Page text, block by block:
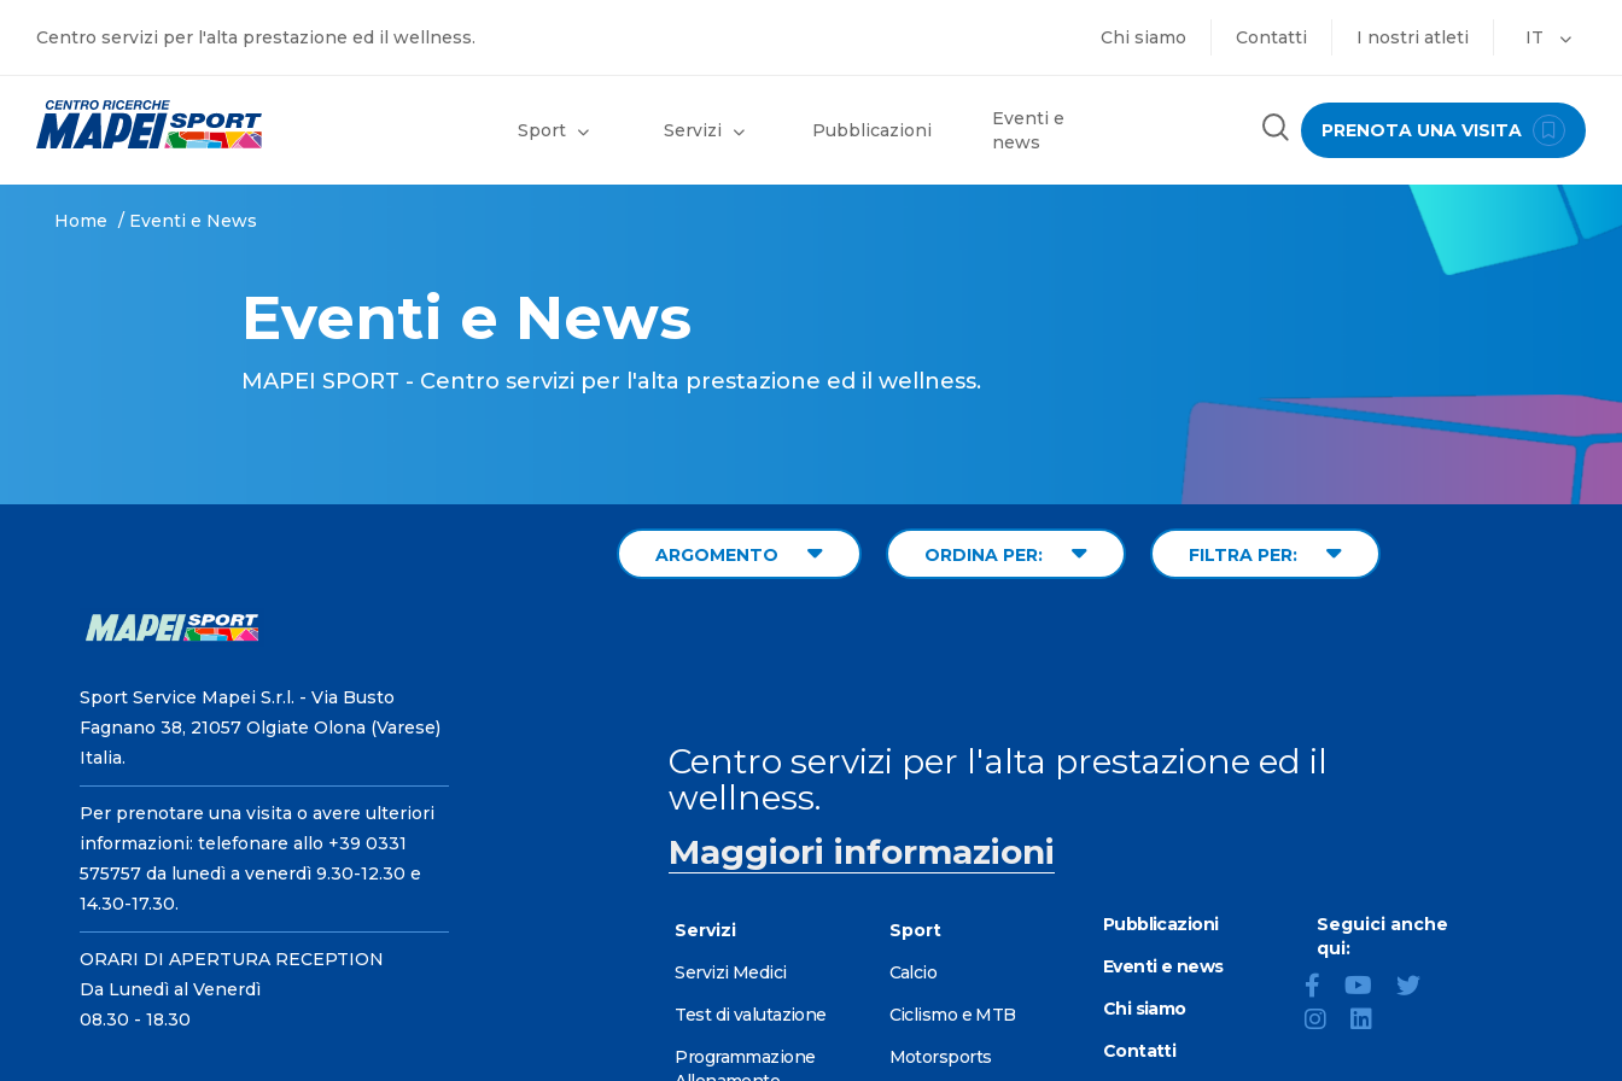
Centro servizi per l'alta prestazione ed il wellness. Chi siamo Contatti I nostri atleti IT
Sport Servizi Pubblicazioni
Eventi e
news
PRENOTA UNA VISITA
Home / Eventi e News
Eventi e News
MAPEI SPORT - Centro servizi per l'alta prestazione ed il wellness.
ARGOMENTO ORDINA PER: FILTRA PER:
Sport Service Mapei S.r.l. - Via Busto
Fagnano 38, 21057 Olgiate Olona (Varese)
Italia.
Per prenotare una visita o avere ulteriori
informazioni: telefonare allo +39 0331
575757 da lunedì a venerdì 9.30-12.30 e
14.30-17.30.
ORARI DI APERTURA RECEPTION
Da Lunedì al Venerdì
08.30 - 18.30
Centro servizi per l'alta prestazione ed il
wellness.
Maggiori informazioni
Servizi
Servizi Medici
Test di valutazione
Programmazione
Sport
Calcio
Ciclismo e MTB
Motorsports
Pubblicazioni
Eventi e news
Chi siamo
Contatti
Seguici anche
qui: